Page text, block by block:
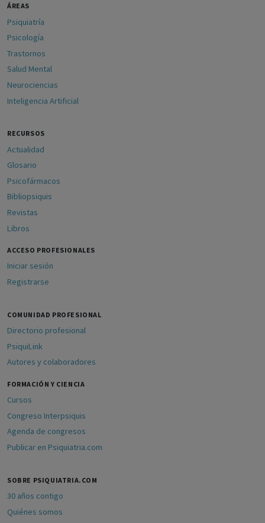
ÁREAS
Psiquiatría
Psicología
Trastornos
Salud Mental
Neurociencias
Inteligencia Artificial
RECURSOS
Actualidad
Glosario
Psicofármacos
Bibliopsiquis
Revistas
Libros
ACCESO PROFESIONALES
Iniciar sesión
Registrarse
COMUNIDAD PROFESIONAL
Directorio profesional
PsiquiLink
Autores y colaboradores
FORMACIÓN Y CIENCIA
Cursos
Congreso Interpsiquis
Agenda de congresos
Publicar en Psiquiatria.com
SOBRE PSIQUIATRIA.COM
30 años contigo
Quiénes somos